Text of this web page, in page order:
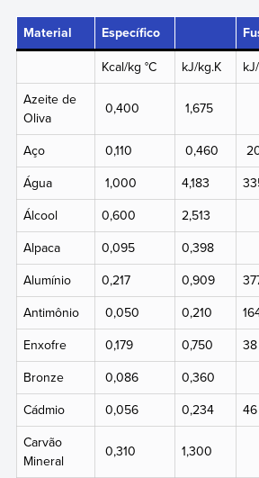
Material Específico
Kcal/kg °C
kJ/kg.K
Azeite de
Oliva
0,400 1,675
Aço 0,110 0,460
Água
1,000 4,183
Álcool
0,600
2,513
Alpaca
0,095
0,398
Alumínio
0,217 0,909
Antimônio
0,050 0,210
Enxofre
0,179 0,750
38
Bronze
0,086
0,360
Cádmio
0,056 0,234
46
Carvão
Mineral
0,310 1,300